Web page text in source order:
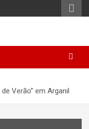
Verão” em Arganil